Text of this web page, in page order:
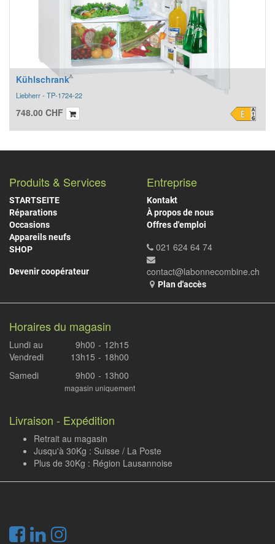
Kühlschrank
Liebherr - TP-1724-22
748.00 CHF
Produits & Services
STARTSEITE
Réparations
Occasions
Appareils neufs
SHOP
Devenir coopérateur
Entreprise
Kontakt
À propos de nous
Offres d'emploi
021 624 64 74
contact@labonnecombine.ch
Plan d'accès
Horaires du magasin
Lundi au
Vendredi
9h00
13h15
-
-
12h15
18h00
Samedi
9h00 - 13h00
magasin uniquement
Livraison - Expédition
Retrait au magasin
Jusqu'à 30Kg : Suisse / La Poste
Plus de 30Kg : Région Lausannoise